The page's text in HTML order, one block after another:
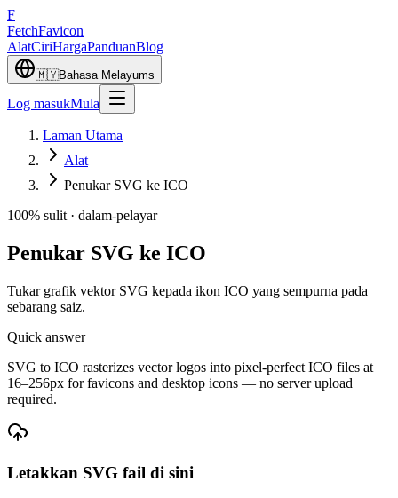
F
FetchFavicon
AlatCiriHargaPanduanBlog
🇲🇾Bahasa Melayums
Log masukMula
Laman Utama
Alat
Penukar SVG ke ICO
100% sulit · dalam-pelayar
Penukar SVG ke ICO
Tukar grafik vektor SVG kepada ikon ICO yang sempurna pada
sebarang saiz.
Quick answer
SVG to ICO rasterizes vector logos into pixel-perfect ICO files at
16–256px for favicons and desktop icons — no server upload
required.
Letakkan SVG fail di sini